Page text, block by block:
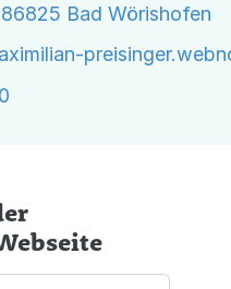
Bad Wörishofen